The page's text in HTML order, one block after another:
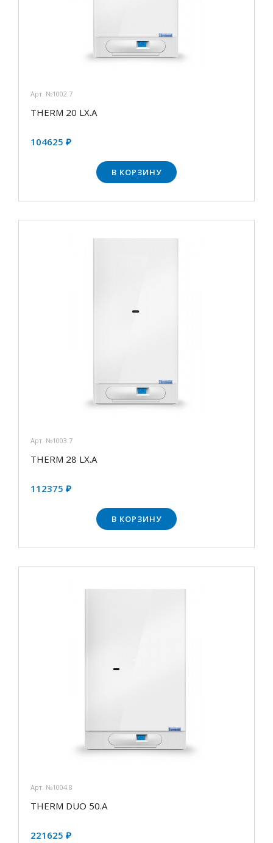
Арт. №1002.7
THERM 20 LX.А
104625 ₽
В КОРЗИНУ
Арт. №1003.7
THERM 28 LX.A
112375 ₽
В КОРЗИНУ
Арт. №1004.8
THERM DUO 50.А
221625 ₽